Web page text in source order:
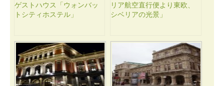
ゲストハウス「ウォンバッ
トシティホステル」
リア航空直行便より東欧、
シベリアの光景」